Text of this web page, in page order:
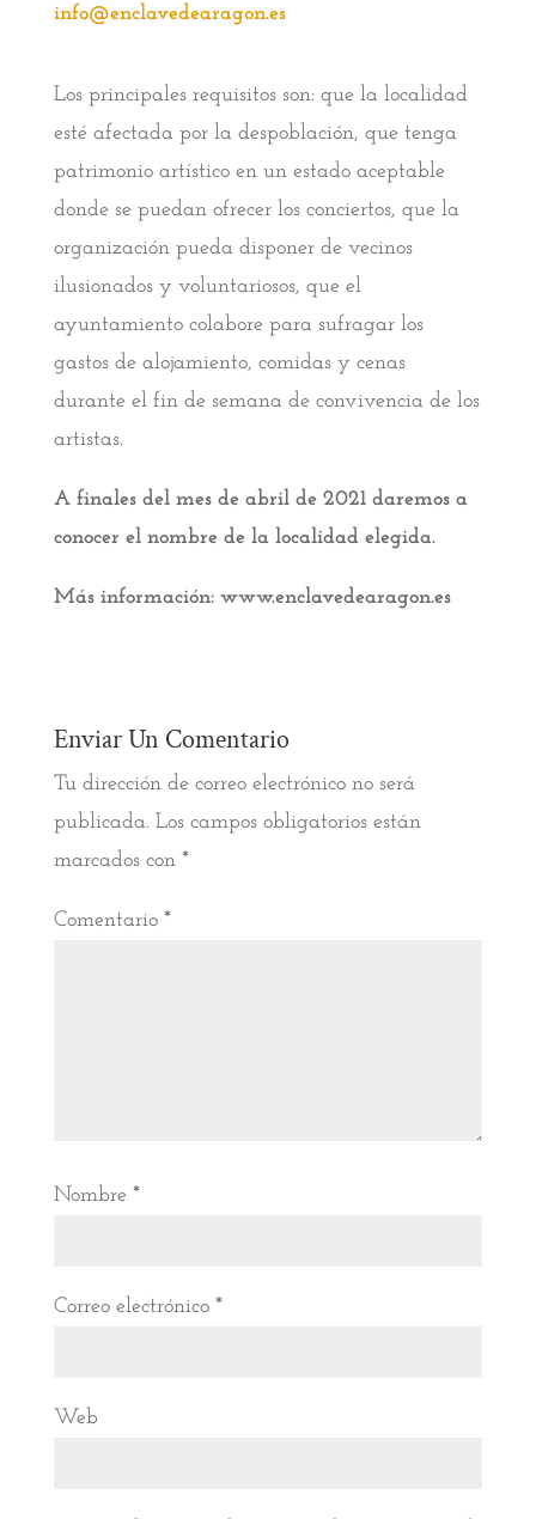
info@enclavedearagon.es
Los principales requisitos son: que la localidad
esté afectada por la despoblación, que tenga
patrimonio artístico en un estado aceptable
donde se puedan ofrecer los conciertos, que la
organización pueda disponer de vecinos
ilusionados y voluntariosos, que el
ayuntamiento colabore para sufragar los
gastos de alojamiento, comidas y cenas
durante el fin de semana de convivencia de los
artistas.
A finales del mes de abril de 2021 daremos a
conocer el nombre de la localidad elegida.
Más información: www.enclavedearagon.es
Enviar Un Comentario
Tu dirección de correo electrónico no será
publicada. Los campos obligatorios están
marcados con *
Comentario *
Nombre *
Correo electrónico *
Web